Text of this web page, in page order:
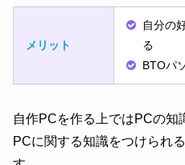
メリット
自分の
る
BTOパ
自作PCを作る上ではPCの知
PCに関する知識をつけられ